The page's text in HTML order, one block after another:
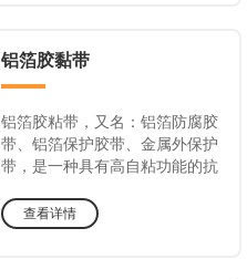
铝箔胶黏带
铝箔胶粘带，又名：铝箔防腐胶
带、铝箔保护胶带、金属外保护
带，是一种具有高自粘功能的抗
查看详情